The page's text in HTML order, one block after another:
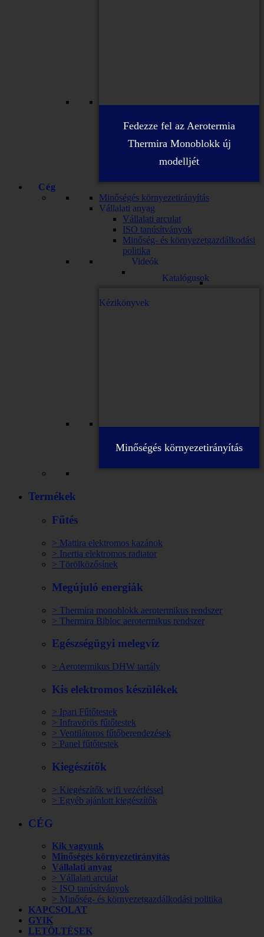
Fedezze fel az Aerotermia
Thermira Monoblokk új
modelljét
Cég
Minőségés környezetirányítás
Vállalati anyag
Vállalati arculat
ISO tanúsítványok
Minőség- és környezetgazdálkodási
politika
Videók
Katalógusok
Kézikönyvek
Minőségés környezetirányítás
Termékek
Fűtés
> Mattira elektromos kazánok
> Inertia elektromos radiator
> Törölközősínek
Megújuló energiák
> Thermira monoblokk aerotermikus rendszer
> Thermira Bibloc aerotermikus rendszer
Egészségügyi melegvíz
> Aerotermikus DHW tartály
Kis elektromos készülékek
> Ipari Fűtőtestek
> Infravörös fűtőtestek
> Ventilátoros fűtőberendezések
> Panel fűtőtestek
Kiegészítők
> Kiegészítők wifi vezérléssel
> Egyéb ajánlott kiegészítők
CÉG
Kik vagyunk
Minőségés környezetirányítás
Vállalati anyag
> Vállalati arculat
> ISO tanúsítványok
> Minőség- és környezetgazdálkodási politika
KAPCSOLAT
GYIK
LETÖLTÉSEK